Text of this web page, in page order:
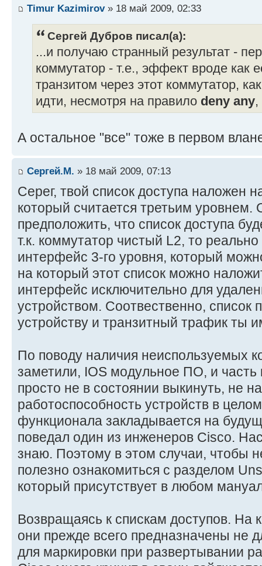
Timur Kazimirov» 18 май 2009, 02:33
Сергей Дубров писал(а):
...и получаю странный результат -
коммутатор - т.е., эффект вроде как
транзитом через этот коммутатор,
идти, несмотря на правило deny any
А остальное "все" тоже в первом
Сергей.М. » 18 май 2009, 07:13
Серег, твой список доступа наложен
который считается третьим
предположить, что список доступа
т.к. коммутатор чистый L2, то
интерфейс 3-го уровня, который
на который этот список можно
интерфейс исключительно для
устройством. Соотвественно, список
устройству и транзитный трафик ты
По поводу наличия неиспользуемых
заметили, IOS модульное ПО, и
просто не в состоянии выкинуть, не
работоспособность устройств в
функционала закладывается на
поведал один из инженеров Cisco.
знаю. Поэтому в этом случаи, чтобы
полезно ознакомиться с разделом
который присутствует в любом
Возвращаясь к спискам доступов. На
они прежде всего предназначены не
для маркировки при развертывании